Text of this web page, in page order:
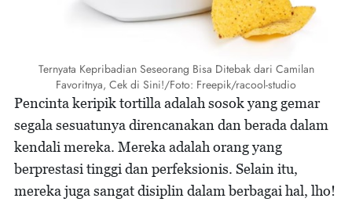
Ternyata Kepribadian Seseorang Bisa Ditebak dari Camilan
Favoritnya, Cek di Sini!/Foto: Freepik/racool-studio
Pencinta keripik tortilla adalah sosok yang gemar
segala sesuatunya direncanakan dan berada dalam
kendali mereka. Mereka adalah orang yang
berprestasi tinggi dan perfeksionis. Selain itu,
mereka juga sangat disiplin dalam berbagai hal, lho!